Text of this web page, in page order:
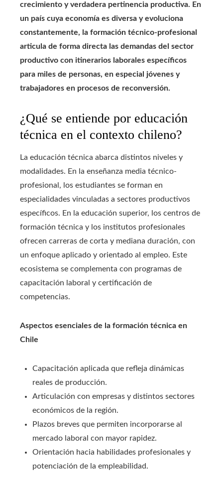
crecimiento y verdadera pertinencia productiva. En
un país cuya economía es diversa y evoluciona
constantemente, la formación técnico-profesional
articula de forma directa las demandas del sector
productivo con itinerarios laborales específicos
para miles de personas, en especial jóvenes y
trabajadores en procesos de reconversión.
¿Qué se entiende por educación
técnica en el contexto chileno?
La educación técnica abarca distintos niveles y
modalidades. En la enseñanza media técnico-
profesional, los estudiantes se forman en
especialidades vinculadas a sectores productivos
específicos. En la educación superior, los centros de
formación técnica y los institutos profesionales
ofrecen carreras de corta y mediana duración, con
un enfoque aplicado y orientado al empleo. Este
ecosistema se complementa con programas de
capacitación laboral y certificación de
competencias.
Aspectos esenciales de la formación técnica en
Chile
Capacitación aplicada que refleja dinámicas
reales de producción.
Articulación con empresas y distintos sectores
económicos de la región.
Plazos breves que permiten incorporarse al
mercado laboral con mayor rapidez.
Orientación hacia habilidades profesionales y
potenciación de la empleabilidad.